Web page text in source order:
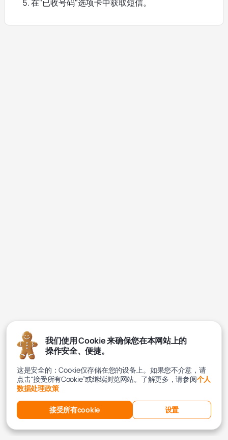
在"已收号码"选项卡中获取短信。
我们使用 Cookie 来确保您在本网站上的
操作安全、便捷。
这是安全的：Cookie仅存储在您的设备上。如果您不介意，请
点击“接受所有Cookie”或继续浏览网站。了解更多，请参阅个人
数据处理政策
接受所有cookie 设置